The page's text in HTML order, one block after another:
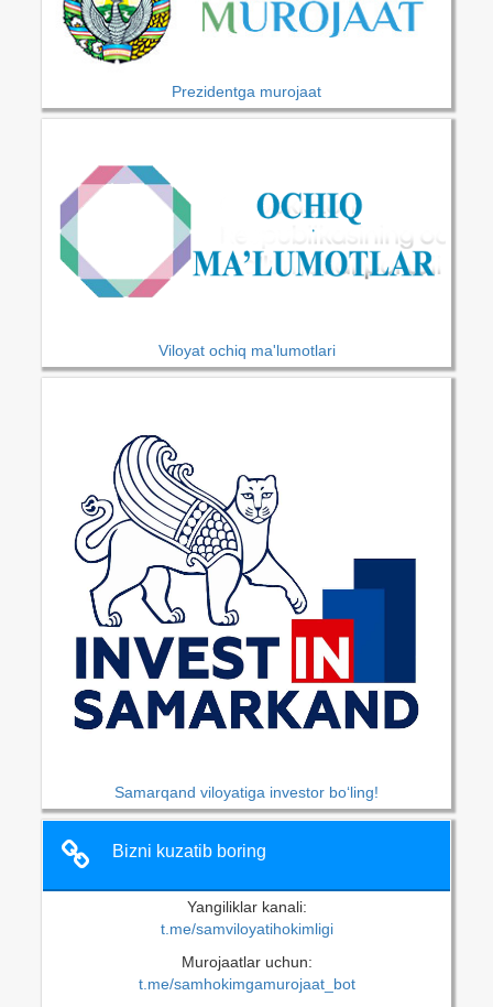
Prezidentga murojaat
Viloyat ochiq ma'lumotlari
Samarqand viloyatiga investor bo‘ling!
Bizni kuzatib boring
Yangiliklar kanali:
t.me/samviloyatihokimligi
Murojaatlar uchun:
t.me/samhokimgamurojaat_bot